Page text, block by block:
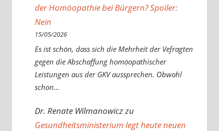
der Homöopathie bei Bürgern? Spoiler:
Nein
15/05/2026
Es ist schön, dass sich die Mehrheit der Vefragten
gegen die Abschaffung homöopathischer
Leistungen aus der GKV aussprechen. Obwohl
schon…
Dr. Renate Wilmanowiczzu
Gesundheitsministerium legt heute neuen